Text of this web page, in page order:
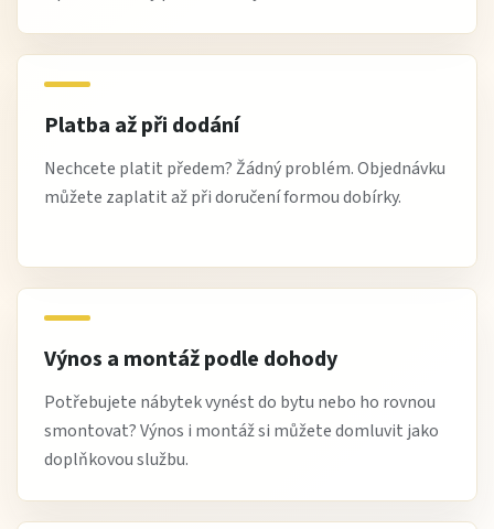
Platba až při dodání
Nechcete platit předem? Žádný problém. Objednávku
můžete zaplatit až při doručení formou dobírky.
Výnos a montáž podle dohody
Potřebujete nábytek vynést do bytu nebo ho rovnou
smontovat? Výnos i montáž si můžete domluvit jako
doplňkovou službu.